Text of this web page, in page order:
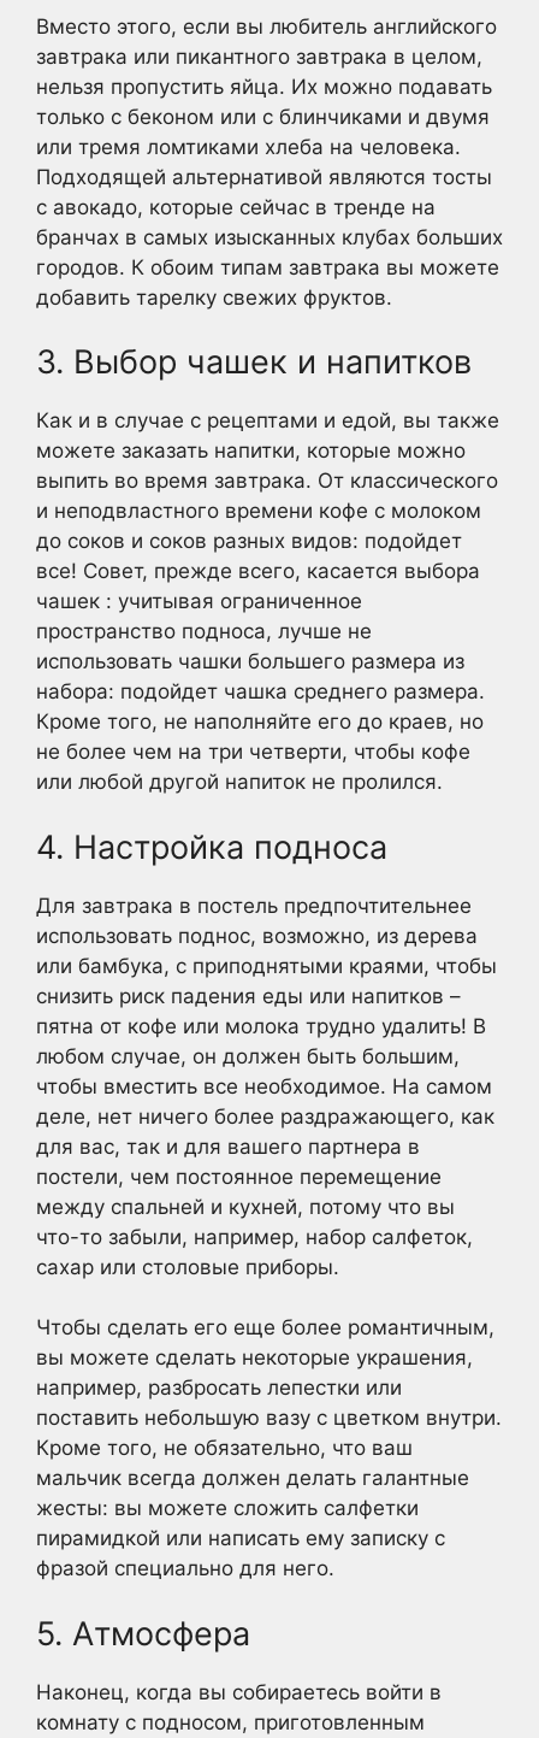
Вместо этого, если вы любитель английского
завтрака или пикантного завтрака в целом,
нельзя пропустить яйца. Их можно подавать
только с беконом или с блинчиками и двумя
или тремя ломтиками хлеба на человека.
Подходящей альтернативой являются тосты
с авокадо, которые сейчас в тренде на
бранчах в самых изысканных клубах больших
городов. К обоим типам завтрака вы можете
добавить тарелку свежих фруктов.
3. Выбор чашек и напитков
Как и в случае с рецептами и едой, вы также
можете заказать напитки, которые можно
выпить во время завтрака. От классического
и неподвластного времени кофе с молоком
до соков и соков разных видов: подойдет
все! Совет, прежде всего, касается выбора
чашек : учитывая ограниченное
пространство подноса, лучше не
использовать чашки большего размера из
набора: подойдет чашка среднего размера.
Кроме того, не наполняйте его до краев, но
не более чем на три четверти, чтобы кофе
или любой другой напиток не пролился.
4. Настройка подноса
Для завтрака в постель предпочтительнее
использовать поднос, возможно, из дерева
или бамбука, с приподнятыми краями, чтобы
снизить риск падения еды или напитков –
пятна от кофе или молока трудно удалить! В
любом случае, он должен быть большим,
чтобы вместить все необходимое. На самом
деле, нет ничего более раздражающего, как
для вас, так и для вашего партнера в
постели, чем постоянное перемещение
между спальней и кухней, потому что вы
что-то забыли, например, набор салфеток,
сахар или столовые приборы.
Чтобы сделать его еще более романтичным,
вы можете сделать некоторые украшения,
например, разбросать лепестки или
поставить небольшую вазу с цветком внутри.
Кроме того, не обязательно, что ваш
мальчик всегда должен делать галантные
жесты: вы можете сложить салфетки
пирамидкой или написать ему записку с
фразой специально для него.
5. Атмосфера
Наконец, когда вы собираетесь войти в
комнату с подносом, приготовленным